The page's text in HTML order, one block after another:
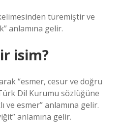
türemiştir ve
anlamına gelir.
isim?
“esmer, cesur ve doğru
Dil Kurumu sözlüğüne
ve esmer” anlamına gelir.
anlamına gelir.